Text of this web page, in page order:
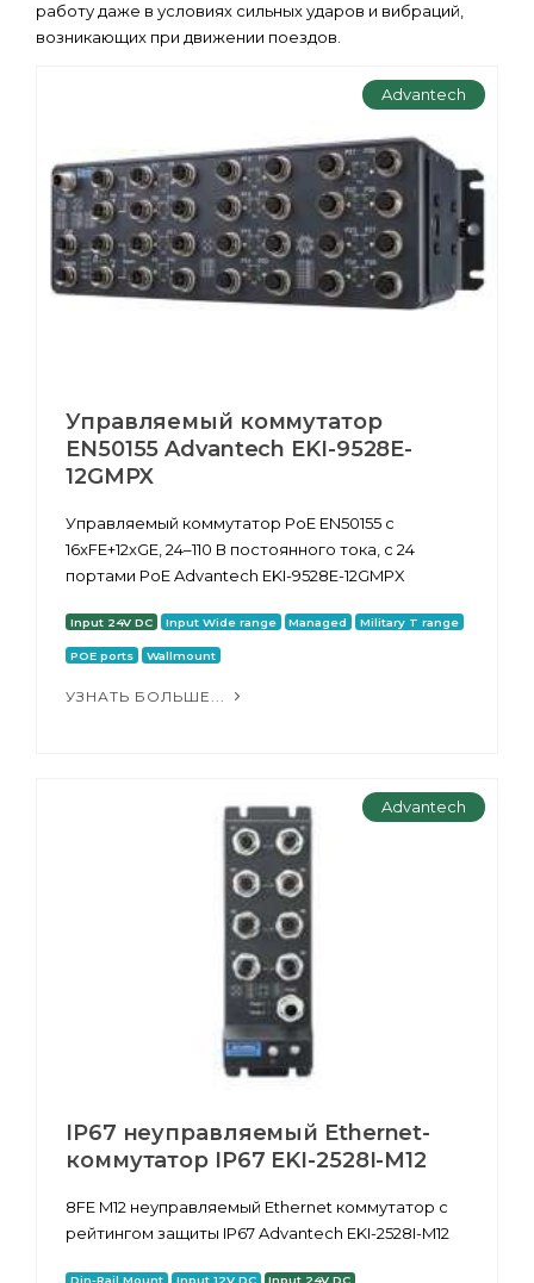
работу даже в условиях сильных ударов и вибраций,
возникающих при движении поездов.
Advantech
Управляемый коммутатор
EN50155 Advantech EKI-9528E-
12GMPX
Управляемый коммутатор PoE EN50155 с
16xFE+12xGE, 24–110 В постоянного тока, с 24
портами PoE Advantech EKI-9528E-12GMPX
Input 24V DC Input Wide range Managed Military T range
POE ports Wallmount
УЗНАТЬ БОЛЬШЕ...
Advantech
IP67 неуправляемый Ethernet-
коммутатор IP67 EKI-2528I-M12
8FE M12 неуправляемый Ethernet коммутатор с
рейтингом защиты IP67 Advantech EKI-2528I-M12
Din-Rail Mount Input 12V DC Input 24V DC